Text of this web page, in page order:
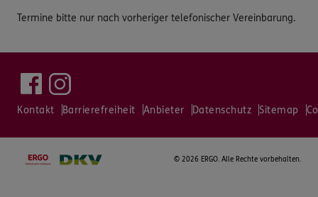
Termine bitte nur nach vorheriger telefonischer Vereinbarung.
Kontakt Barrierefreiheit Anbieter Datenschutz Sitemap
© 2026 ERGO. Alle Rechte vorbehalten.